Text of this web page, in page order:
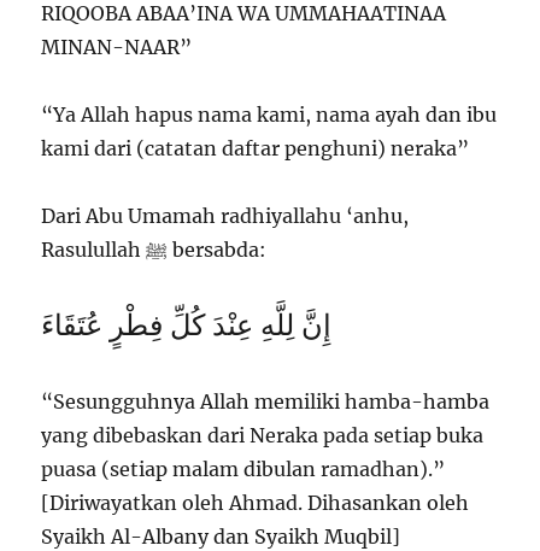
RIQOOBA ABAA’INA WA UMMAHAATINAA
MINAN-NAAR”
“Ya Allah hapus nama kami, nama ayah dan ibu
kami dari (catatan daftar penghuni) neraka”
Dari Abu Umamah radhiyallahu ‘anhu,
Rasulullah ﷺ bersabda:
إِنَّ لِلَّهِ عِنْدَ كُلِّ فِطْرٍ عُتَقَاءَ
“Sesungguhnya Allah memiliki hamba-hamba
yang dibebaskan dari Neraka pada setiap buka
puasa (setiap malam dibulan ramadhan).”
[Diriwayatkan oleh Ahmad. Dihasankan oleh
Syaikh Al-Albany dan Syaikh Muqbil]